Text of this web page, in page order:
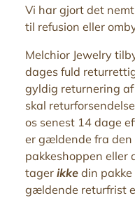
Vi har gjort det
til refusion eller
Melchior Jewelry
dages fuld
gyldig returnering
skal
os senest 14 dage
er gældende fra den
pakkeshoppen eller
tager ikke din
gældende returfrist